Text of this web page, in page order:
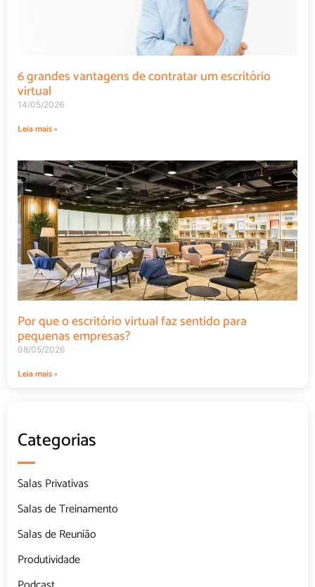
6 grandes vantagens de contratar um escritório
virtual
14/05/2026
Leia mais »
Por que o escritório virtual faz sentido para
pequenas empresas?
08/05/2026
Leia mais »
Categorias
Salas Privativas
Salas de Treinamento
Salas de Reunião
Produtividade